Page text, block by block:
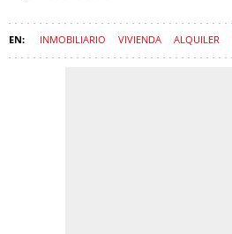
INMOBILIARIO VIVIENDA ALQUILER